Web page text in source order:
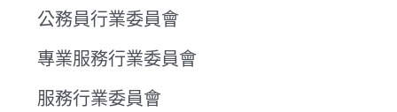
公務員行業委員會
專業服務行業委員會
服務行業委員會